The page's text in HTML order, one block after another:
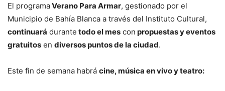
El programaVerano Para Armar, gestionado por el
Municipio de Bahía Blanca a través del Instituto Cultural,
continuará durante todo el mes con propuestas y eventos
gratuitos en diversos puntos de la ciudad.
Este fin de semana habrá cine, música en vivo y teatro: